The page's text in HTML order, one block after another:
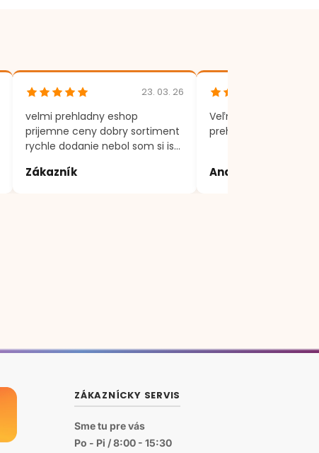
23. 03. 26
velmi prehladny eshop
prijemne ceny dobry sortiment
rychle dodanie nebol som si isty
mi vysvetlili a poradili
Zákazník
Veľmi rýchle
prehľadný eshop.
Andrea
ZÁKAZNÍCKY SERVIS
Sme tu pre vás
Po - Pi / 8:00 - 15:30